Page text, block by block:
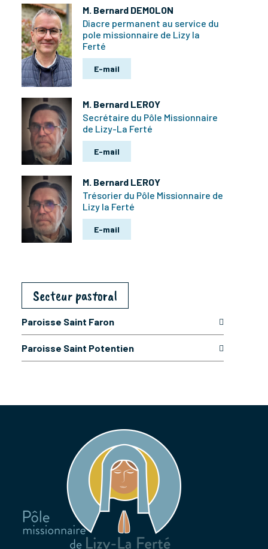
M. Bernard DEMOLON
Diacre permanent au service du
pole missionnaire de Lizy la
Ferté
E-mail
M. Bernard LEROY
Secrétaire du Pôle Missionnaire
de Lizy-La Ferté
E-mail
M. Bernard LEROY
Trésorier du Pôle Missionnaire de
Lizy la Ferté
E-mail
Secteur pastoral
Paroisse Saint Faron
Paroisse Saint Potentien